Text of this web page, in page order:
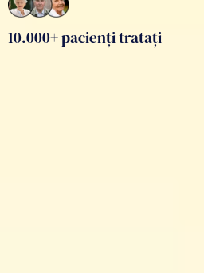
10.000+ pacienți tratați